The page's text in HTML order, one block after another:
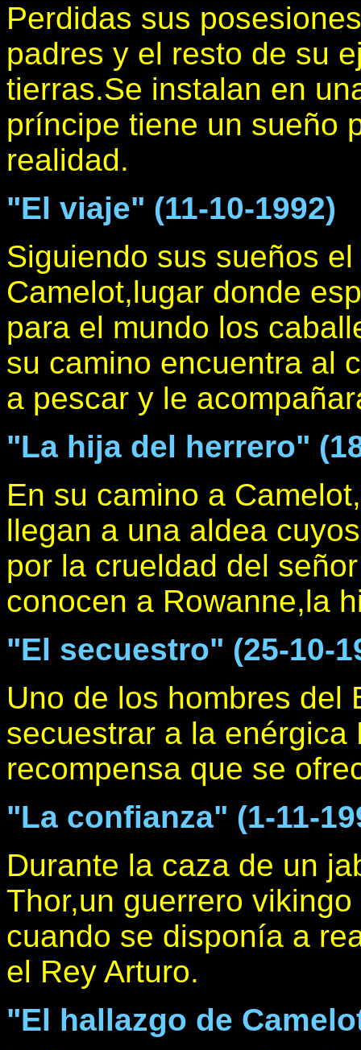
Perdidas sus
padres y el resto de su
tierras.Se instalan en
príncipe tiene un sueño
realidad.
"El viaje" (11-10-1992)
Siguiendo sus sueños
Camelot,lugar donde
para el mundo los
su camino encuentra al
a pescar y le
"La hija del herrero"
En su camino a
llegan a una aldea
por la crueldad del
conocen a Rowanne,la
"El secuestro" (25-10-
Uno de los hombres del
secuestrar a la
recompensa que se
"La confianza" (1-11-
Durante la caza de un
Thor,un guerrero
cuando se disponía a
el Rey Arturo.
"El hallazgo de